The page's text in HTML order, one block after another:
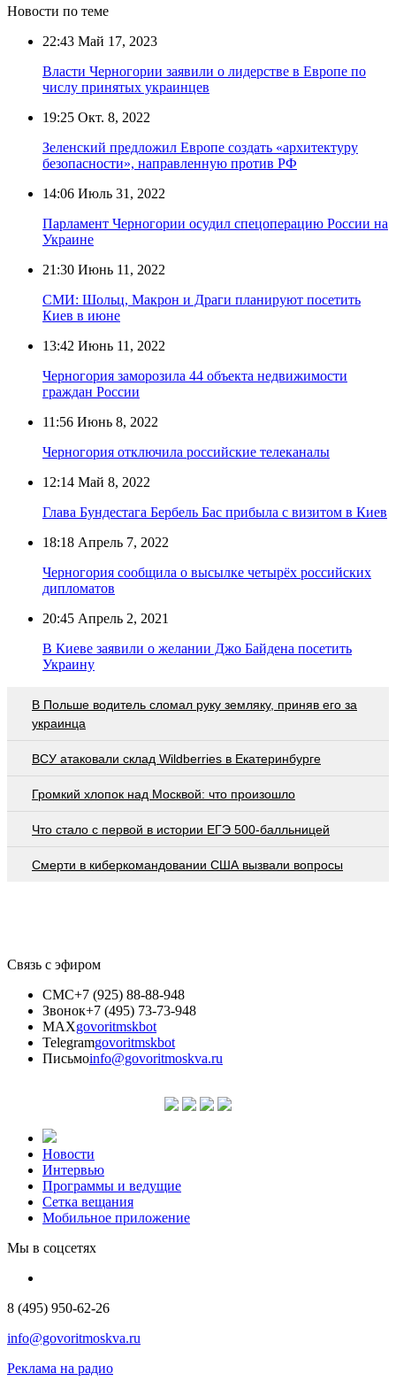
Новости по теме
22:43 Май 17, 2023
Власти Черногории заявили о лидерстве в Европе по
числу принятых украинцев
19:25 Окт. 8, 2022
Зеленский предложил Европе создать «архитектуру
безопасности», направленную против РФ
14:06 Июль 31, 2022
Парламент Черногории осудил спецоперацию России на
Украине
21:30 Июнь 11, 2022
СМИ: Шольц, Макрон и Драги планируют посетить
Киев в июне
13:42 Июнь 11, 2022
Черногория заморозила 44 объекта недвижимости
граждан России
11:56 Июнь 8, 2022
Черногория отключила российские телеканалы
12:14 Май 8, 2022
Глава Бундестага Бербель Бас прибыла с визитом в Киев
18:18 Апрель 7, 2022
Черногория сообщила о высылке четырёх российских
дипломатов
20:45 Апрель 2, 2021
В Киеве заявили о желании Джо Байдена посетить
Украину
В Польше водитель сломал руку земляку, приняв его за
украинца
ВСУ атаковали склад Wildberries в Екатеринбурге
Громкий хлопок над Москвой: что произошло
Что стало с первой в истории ЕГЭ 500-балльницей
Смерти в киберкомандовании США вызвали вопросы
Связь с эфиром
СМС+7 (925) 88-88-948
Звонок+7 (495) 73-73-948
MAXgovoritmskbot
Telegramgovoritmskbot
Письмоinfo@govoritmoskva.ru
Новости
Интервью
Программы и ведущие
Сетка вещания
Мобильное приложение
Мы в соцсетях
8 (495) 950-62-26
info@govoritmoskva.ru
Реклама на радио